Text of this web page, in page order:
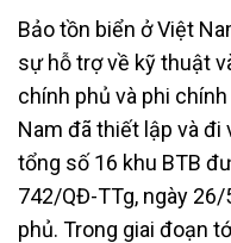
Bảo tồn biển ở Việt
sự hỗ trợ về kỹ thuật
chính phủ và phi
Nam đã thiết lập và đi
tổng số 16 khu BTB
742/QĐ-TTg, ngày
phủ. Trong giai đoạn